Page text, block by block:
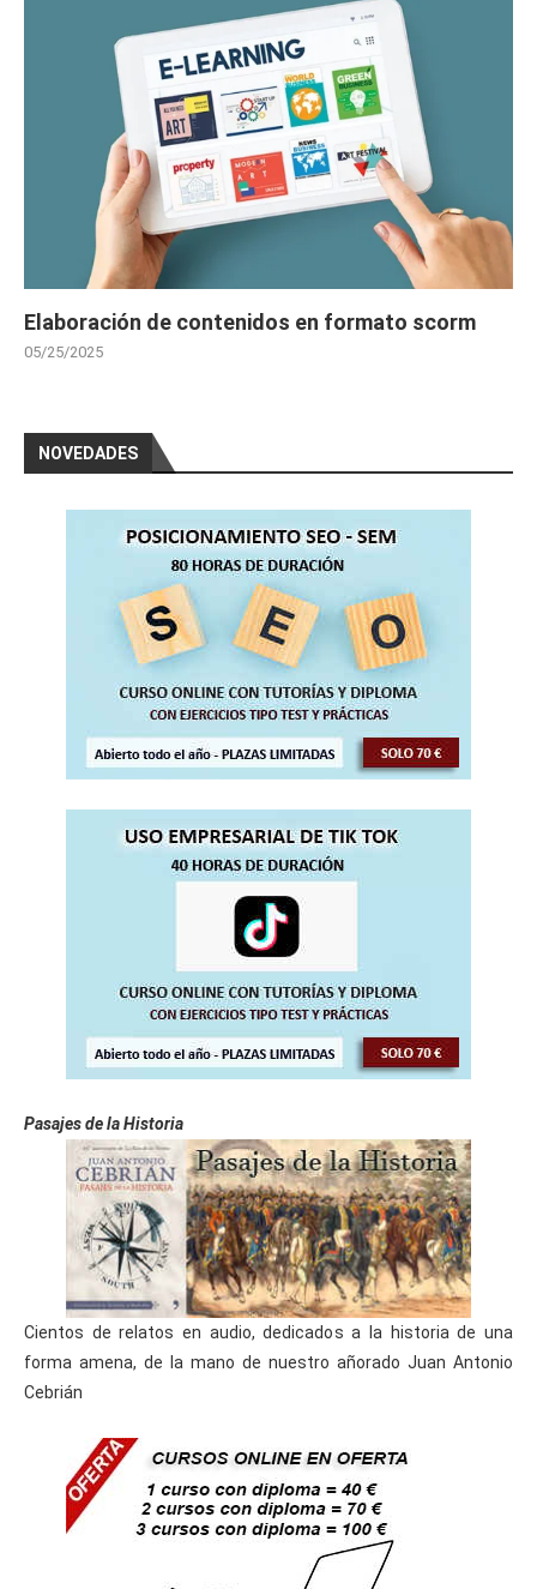
Elaboración de contenidos en formato scorm
05/25/2025
NOVEDADES
Pasajes de la Historia
Cientos de relatos en audio, dedicados a la historia de una
forma amena, de la mano de nuestro añorado Juan Antonio
Cebrián